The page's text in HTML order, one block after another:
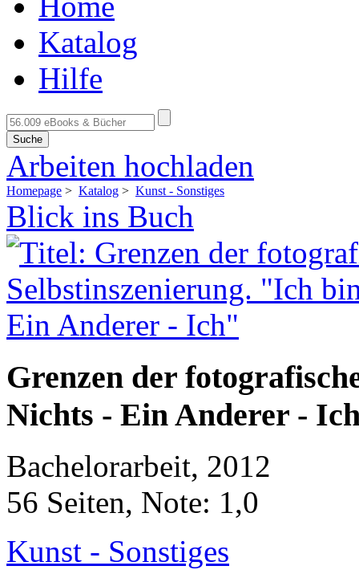
Katalog
Hilfe
Suche
Arbeiten hochladen
Homepage > Katalog > Kunst - Sonstiges
Blick ins Buch
Grenzen der
Nichts - Ein Anderer -
Bachelorarbeit, 2012
56 Seiten, Note: 1,0
Kunst - Sonstiges